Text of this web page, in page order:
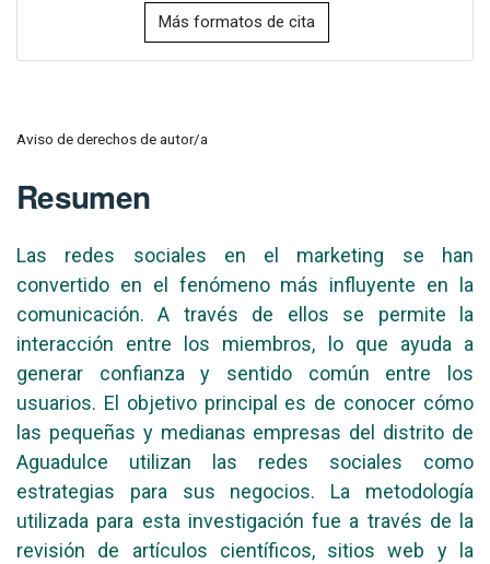
Más formatos de cita
Aviso de derechos de autor/a
Resumen
Las redes sociales en el marketing se han
convertido en el fenómeno más influyente en la
comunicación. A través de ellos se permite la
interacción entre los miembros, lo que ayuda a
generar confianza y sentido común entre los
usuarios. El objetivo principal es de conocer cómo
las pequeñas y medianas empresas del distrito de
Aguadulce utilizan las redes sociales como
estrategias para sus negocios. La metodología
utilizada para esta investigación fue a través de la
revisión de artículos científicos, sitios web y la